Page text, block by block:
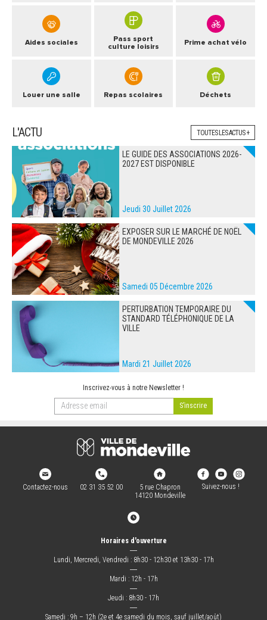
Aides sociales
Pass sport
culture loisirs
Prime achat vélo
Louer une salle Repas scolaires Déchets
L'ACTU TOUTES LES ACTUS +
LE GUIDE DES ASSOCIATIONS 2026-
2027 EST DISPONIBLE
Jeudi 30 Juillet 2026
EXPOSER SUR LE MARCHÉ DE NOËL
DE MONDEVILLE 2026
Samedi 05 Décembre 2026
PERTURBATION TEMPORAIRE DU
STANDARD TÉLÉPHONIQUE DE LA
VILLE
Mardi 21 Juillet 2026
Inscrivez-vous à notre Newsletter !
Contactez-nous 02 31 35 52 00
5 rue Chapron
14120 Mondeville
Suivez-nous !
Horaires d'ouverture
―
Lundi, Mercredi, Vendredi : 8h30 - 12h30 et 13h30 - 17h
―
Mardi : 12h - 17h
―
Jeudi : 8h30 - 17h
―
Samedi : 9h – 12h (2e et 4e samedi du mois, sauf juillet/août)